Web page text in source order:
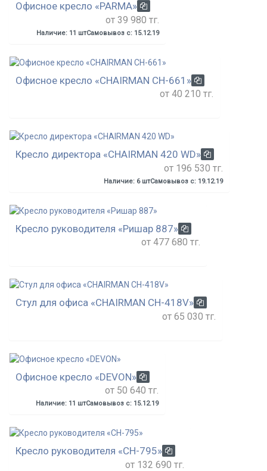
Офисное кресло «PARMA»
от 39 980 тг.
Наличие: 11 штСамовывоз с: 15.12.19
Офисное кресло «CHAIRMAN CH-661»
от 40 210 тг.
Кресло директора «CHAIRMAN 420 WD»
от 196 530 тг.
Наличие: 6 штСамовывоз с: 19.12.19
Кресло руководителя «Ришар 887»
от 477 680 тг.
Стул для офиса «CHAIRMAN CH-418V»
от 65 030 тг.
Офисное кресло «DEVON»
от 50 640 тг.
Наличие: 11 штСамовывоз с: 15.12.19
Кресло руководителя «СН-795»
от 132 690 тг.